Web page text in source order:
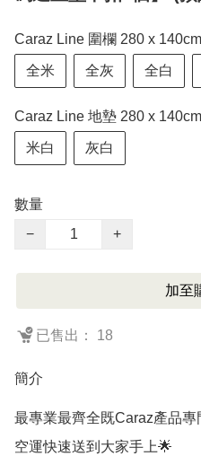
Caraz Line 圍欄 280 x
全米 全灰 全白
Caraz Line 地墊 280 x
米白 灰白
數量
−
+
加至
已售出： 18
簡介
最專業最齊全既Caraz產品專
空運快速送到大家手上🌟